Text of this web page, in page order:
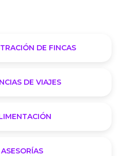
DE FINCAS
DE VIAJES
ASESORÍAS